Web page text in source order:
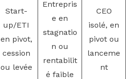
Start-
up/ETI
en pivot,
cession
ou levée
Entrepris
e en
stagnatio
n ou
rentabilit
é faible
CEO
isolé, en
pivot ou
lanceme
nt